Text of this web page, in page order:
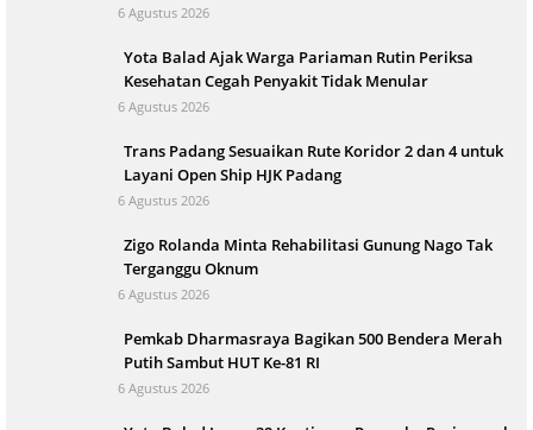
6 Agustus 2026
Yota Balad Ajak Warga Pariaman Rutin Periksa
Kesehatan Cegah Penyakit Tidak Menular
6 Agustus 2026
Trans Padang Sesuaikan Rute Koridor 2 dan 4 untuk
Layani Open Ship HJK Padang
6 Agustus 2026
Zigo Rolanda Minta Rehabilitasi Gunung Nago Tak
Terganggu Oknum
6 Agustus 2026
Pemkab Dharmasraya Bagikan 500 Bendera Merah
Putih Sambut HUT Ke-81 RI
6 Agustus 2026